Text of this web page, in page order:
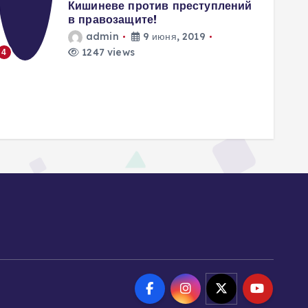
4
Кишиневе против преступлений
в правозащите!
admin
9 июня, 2019
1247 views